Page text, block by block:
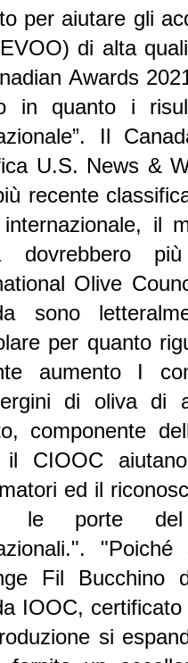
per aiutare gli
di alta
Awards
in quanto i
Il
U.S. News &
recente
internazionale, il
dovrebbero
Olive
sono
per quanto
aumento I
di oliva di
componente
il CIOOC
ed il
le porte del
Fil Bucchino
IOOC,
si